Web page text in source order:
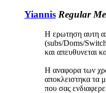
Yiannis Regular
Η ερωτηση αυτη
(subs/Doms/
και απευθυνεται
Η αναφορα των
αποκλειστηκα τα
που σας